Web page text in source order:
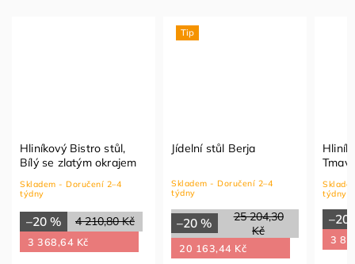
Hliníkový Bistro stůl,
Bílý se zlatým okrajem
Skladem - Doručení 2–4
týdny
4 210,80 Kč
–20 %
3 368,64 Kč
Tip
Jídelní stůl Berja
Skladem - Doručení 2–4
týdny
25 204,30
Kč
–20 %
20 163,44 Kč
týdny
–20
3